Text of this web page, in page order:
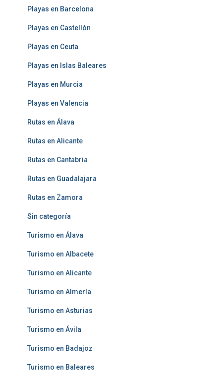
Playas en Barcelona
Playas en Castellón
Playas en Ceuta
Playas en Islas Baleares
Playas en Murcia
Playas en Valencia
Rutas en Álava
Rutas en Alicante
Rutas en Cantabria
Rutas en Guadalajara
Rutas en Zamora
Sin categoría
Turismo en Álava
Turismo en Albacete
Turismo en Alicante
Turismo en Almería
Turismo en Asturias
Turismo en Ávila
Turismo en Badajoz
Turismo en Baleares